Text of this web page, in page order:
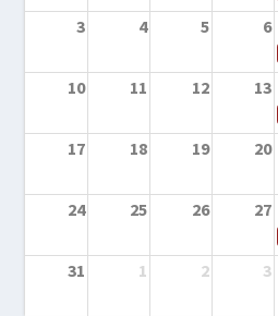
3 4 5 6
10 11 12 13
17 18 19 20
24 25 26 27
31 1 2 3